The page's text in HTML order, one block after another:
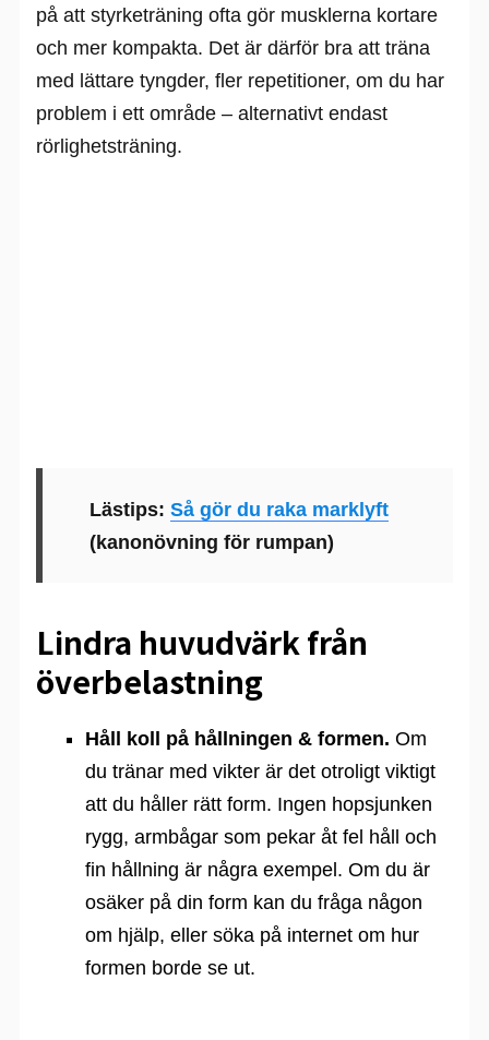
på att styrketräning ofta gör musklerna kortare
och mer kompakta. Det är därför bra att träna
med lättare tyngder, fler repetitioner, om du har
problem i ett område – alternativt endast
rörlighetsträning.
Lästips: Så gör du raka marklyft
(kanonövning för rumpan)
Lindra huvudvärk från
överbelastning
Håll koll på hållningen & formen. Om
du tränar med vikter är det otroligt viktigt
att du håller rätt form. Ingen hopsjunken
rygg, armbågar som pekar åt fel håll och
fin hållning är några exempel. Om du är
osäker på din form kan du fråga någon
om hjälp, eller söka på internet om hur
formen borde se ut.